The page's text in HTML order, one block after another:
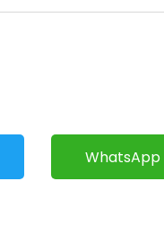
WhatsApp